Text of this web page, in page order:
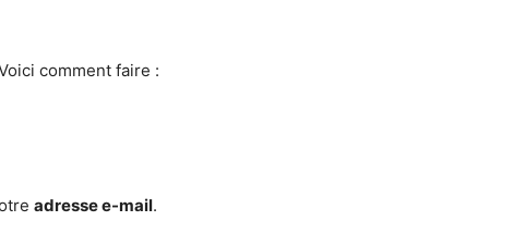
comment faire :
adresse e-mail.